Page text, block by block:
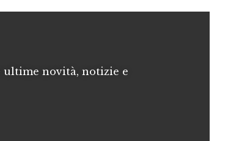
ultime novità, notizie e